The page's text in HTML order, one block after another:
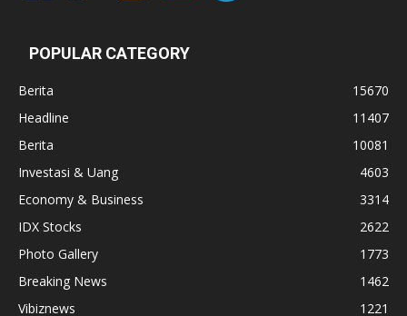
POPULAR CATEGORY
Berita
15670
Headline
11407
Berita
10081
Investasi & Uang
4603
Economy & Business
3314
IDX Stocks
2622
Photo Gallery
1773
Breaking News
1462
Vibiznews
1221